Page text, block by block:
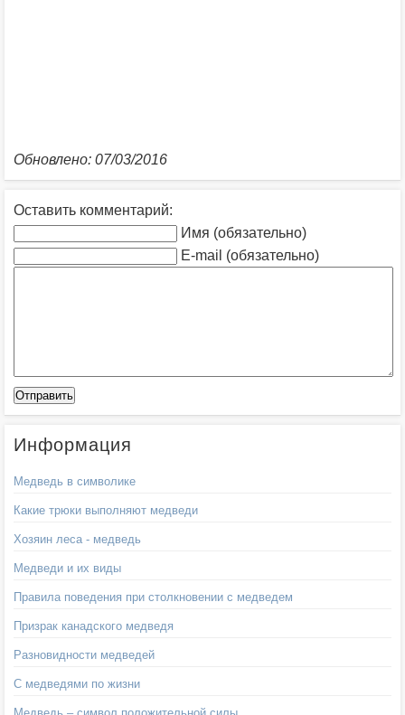
Обновлено: 07/03/2016
Оставить комментарий:
Имя (обязательно)
E-mail (обязательно)
Информация
Медведь в символике
Какие трюки выполняют медведи
Хозяин леса - медведь
Медведи и их виды
Правила поведения при столкновении с медведем
Призрак канадского медведя
Разновидности медведей
С медведями по жизни